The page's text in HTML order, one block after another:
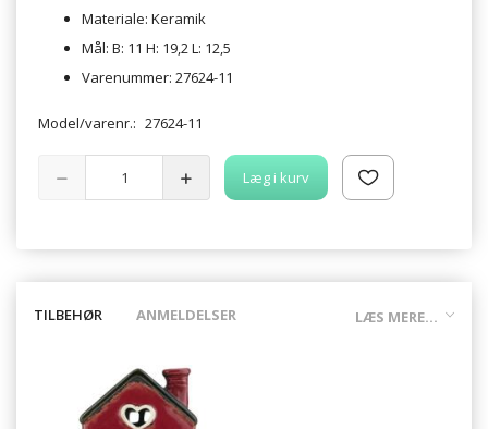
Materiale: Keramik
Mål: B: 11 H: 19,2 L: 12,5
Varenummer: 27624-11
Model/varenr.: 27624-11
Læg i kurv
LÆS MERE...
TILBEHØR ANMELDELSER